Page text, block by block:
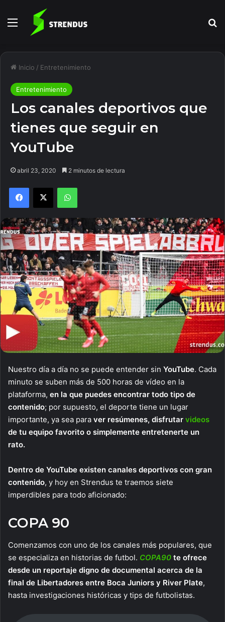
Menú
Inicio / Entretenimiento
Entretenimiento
Los canales deportivos que
tienes que seguir en
YouTube
abril 23, 2020 2 minutos de lectura
Facebook
X WhatsApp
Nuestro día a día no se puede entender sin YouTube. Cada
minuto se suben más de 500 horas de vídeo en la
plataforma, en la que puedes encontrar todo tipo de
contenido; por supuesto, el deporte tiene un lugar
importante, ya sea para ver resúmenes, disfrutar videos
de tu equipo favorito o simplemente entretenerte un
rato.
Dentro de YouTube existen canales deportivos con gran
contenido, y hoy en Strendus te traemos siete
imperdibles para todo aficionado:
COPA 90
Comenzamos con uno de los canales más populares, que
se especializa en historias de futbol. COPA90 te ofrece
desde un reportaje digno de documental acerca de la
final de Libertadores entre Boca Juniors y River Plate,
hasta investigaciones históricas y tips de futbolistas.